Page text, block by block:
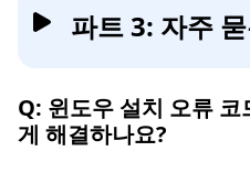
파트 3: 자주
Q: 윈도우 설치 오류
게 해결하나요?